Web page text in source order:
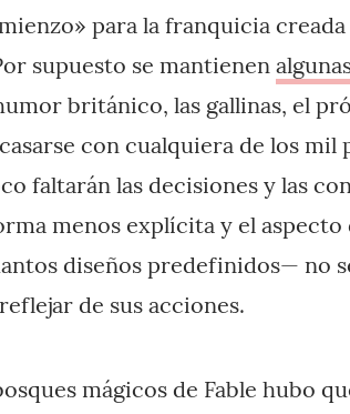
para la franquicia
supuesto se mantienen
británico, las gallinas, el
con cualquiera de los mil
faltarán las decisiones y las
menos explícita y el
diseños predefinidos— no
de sus acciones.
mágicos de Fable hubo